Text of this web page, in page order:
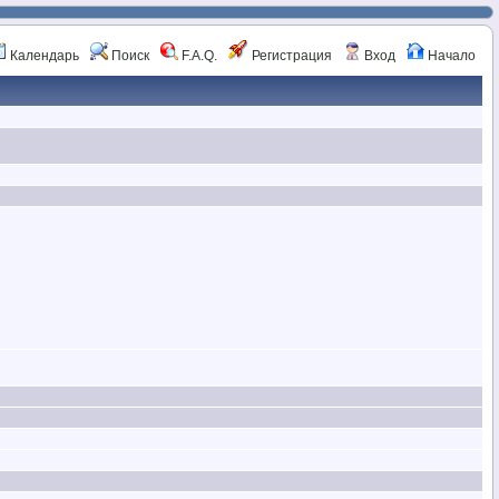
Календарь Поиск F.A.Q. Регистрация Вход Начало